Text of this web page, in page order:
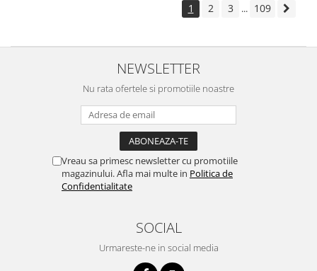
1 2 3 ... 109
NEWSLETTER
Nu rata ofertele si promotiile noastre
Vreau sa primesc newsletter cu promotiile
magazinului. Afla mai multe in Politica de
Confidentialitate
SOCIAL
Urmareste-ne in social media